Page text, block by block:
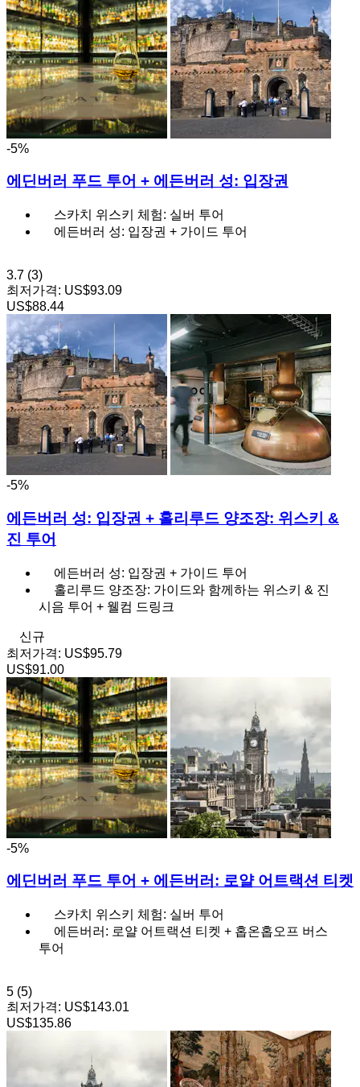
-5%
에딘버러 푸드 투어 + 에든버러 성: 입장권
스카치 위스키 체험: 실버 투어
에든버러 성: 입장권 + 가이드 투어
3.7 (3)
최저가격: US$93.09
US$88.44
-5%
에든버러 성: 입장권 + 홀리루드 양조장: 위스키 &
진 투어
에든버러 성: 입장권 + 가이드 투어
홀리루드 양조장: 가이드와 함께하는 위스키 & 진
시음 투어 + 웰컴 드링크
신규
최저가격: US$95.79
US$91.00
-5%
에딘버러 푸드 투어 + 에든버러: 로얄 어트랙션 티켓
스카치 위스키 체험: 실버 투어
에든버러: 로얄 어트랙션 티켓 + 홉온홉오프 버스
투어
5 (5)
최저가격: US$143.01
US$135.86